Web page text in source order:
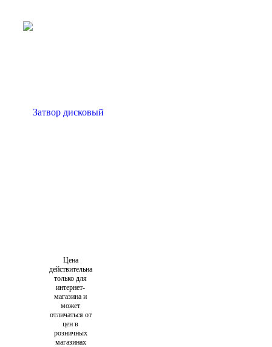
Цена
действительна
только для
интернет-
магазина и
может
отличаться от
цен в
розничных
магазинах